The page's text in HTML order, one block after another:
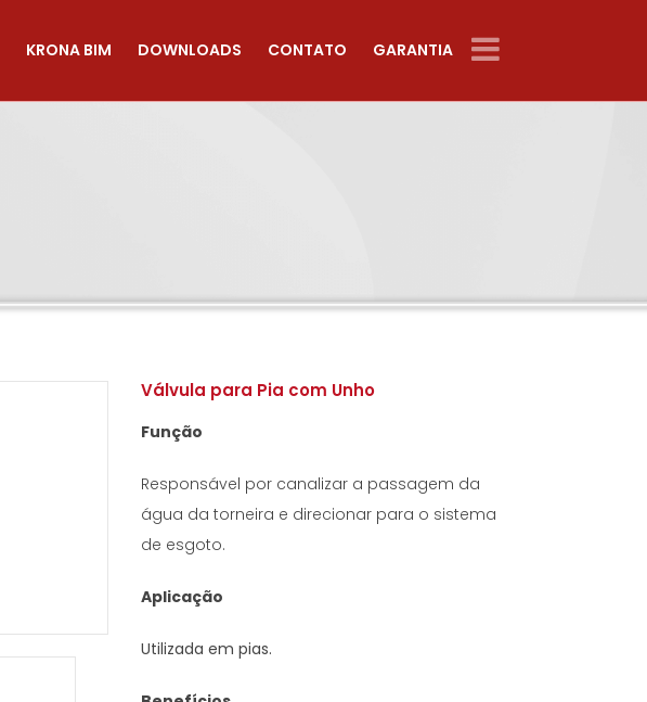
KRONA BIM DOWNLOADS CONTATO GARANTIA
Válvula para Pia com Unho
Função
Responsável por canalizar a passagem da
água da torneira e direcionar para o sistema
de esgoto.
Aplicação
Utilizada em pias.